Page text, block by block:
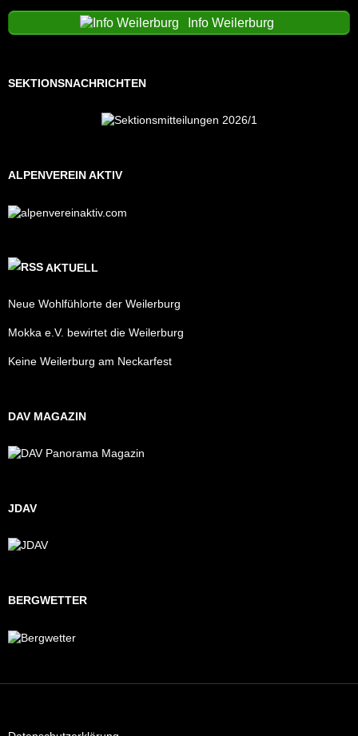
Info Weilerburg
SEKTIONSNACHRICHTEN
ALPENVEREIN AKTIV
AKTUELL
Neue Wohlfühlorte der Weilerburg
Mokka e.V. bewirtet die Weilerburg
Keine Weilerburg am Neckarfest
DAV MAGAZIN
JDAV
BERGWETTER